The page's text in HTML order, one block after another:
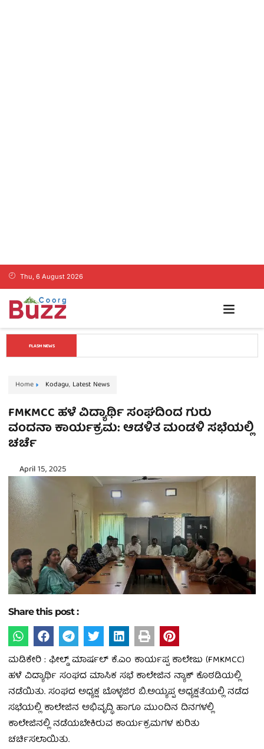
Thu, 6 August 2026
FLASH NEWS
Home Kodagu, Latest News
FMKMCC ಹಳೆ ವಿದ್ಯಾರ್ಥಿ ಸಂಘದಿಂದ ಗುರು
ವಂದನಾ ಕಾರ್ಯಕ್ರಮ: ಆಡಳಿತ ಮಂಡಳಿ ಸಭೆಯಲ್ಲಿ
ಚರ್ಚೆ
April 15, 2025
Share this post :
ಮಡಿಕೇರಿ : ಫೀಲ್ಡ್ ಮಾರ್ಷಲ್ ಕೆ.ಎಂ ಕಾರ್ಯಪ್ಪ ಕಾಲೇಜು (FMKMCC)
ಹಳೆ ವಿದ್ಯಾರ್ಥಿ ಸಂಘದ ಮಾಸಿಕ ಸಭೆ ಕಾಲೇಜಿನ ನ್ಯಾಕ್ ಕೊಠಡಿಯಲ್ಲಿ
ನಡೆಯಿತು. ಸಂಘದ ಅಧ್ಯಕ್ಷ ಬೊಳ್ಳಜಿರ ಬಿ.ಅಯ್ಯಪ್ಪ ಅಧ್ಯಕ್ಷತೆಯಲ್ಲಿ ನಡೆದ
ಸಭೆಯಲ್ಲಿ ಕಾಲೇಜಿನ ಅಭಿವೃದ್ಧಿ ಹಾಗೂ ಮುಂದಿನ ದಿನಗಳಲ್ಲಿ
ಕಾಲೇಜಿನಲ್ಲಿ ನಡೆಯಬೇಕಿರುವ ಕಾರ್ಯಕ್ರಮಗಳ ಕುರಿತು
ಚರ್ಚಿಸಲಾಯಿತು.